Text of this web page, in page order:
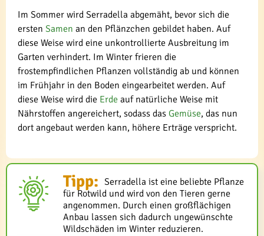
Im Sommer wird Serradella abgemäht, bevor sich die
ersten Samen an den Pflänzchen gebildet haben. Auf
diese Weise wird eine unkontrollierte Ausbreitung im
Garten verhindert. Im Winter frieren die
frostempfindlichen Pflanzen vollständig ab und können
im Frühjahr in den Boden eingearbeitet werden. Auf
diese Weise wird die Erde auf natürliche Weise mit
Nährstoffen angereichert, sodass das Gemüse, das nun
dort angebaut werden kann, höhere Erträge verspricht.
Tipp: Serradella ist eine beliebte Pflanze
für Rotwild und wird von den Tieren gerne
angenommen. Durch einen großflächigen
Anbau lassen sich dadurch ungewünschte
Wildschäden im Winter reduzieren.